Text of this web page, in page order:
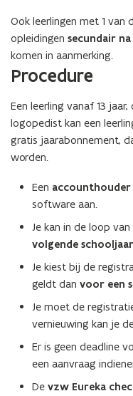
Ook leerlingen met 1
opleidingen secundair
komen in aanmerking.
Procedure
Een leerling vanaf 13
logopedist kan een
gratis jaarabonnement,
worden.
Een accounthouder
software aan.
Je kan in de loop
volgende schooljaar
Je kiest bij de
geldt dan voor een
Je moet de
vernieuwing kan je
Er is geen deadline
een aanvraag
De vzw Eureka